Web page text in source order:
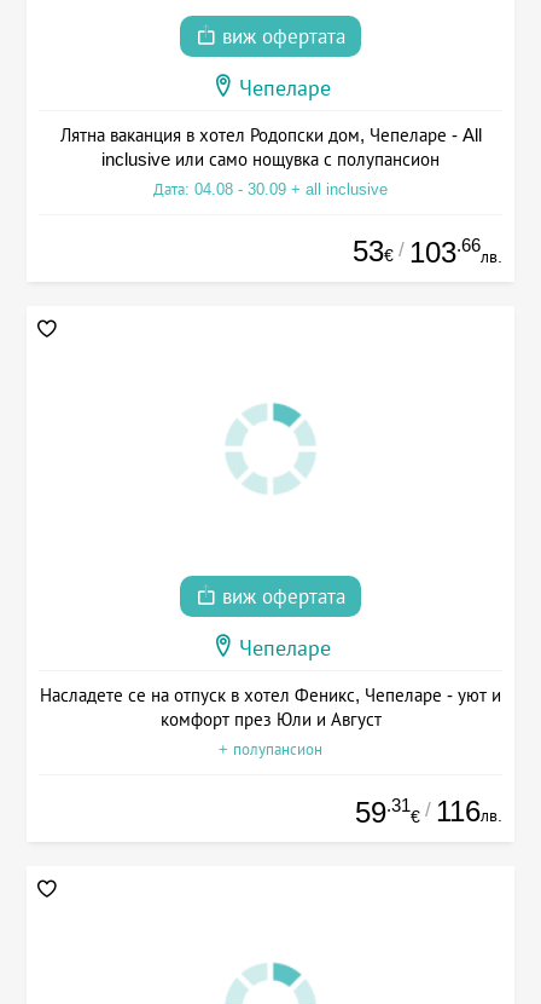
виж офертата
Чепеларе
Лятна ваканция в хотел Родопски дом, Чепеларе - All
inclusive или само нощувка с полупансион
Дата: 04.08 - 30.09 + all inclusive
53€ / 103.66
лв.
виж офертата
Чепеларе
Насладете се на отпуск в хотел Феникс, Чепеларе - уют и
комфорт през Юли и Август
+ полупансион
59.31
€ / 116лв.